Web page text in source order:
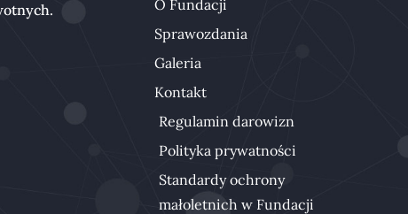
O Fundacji
Sprawozdania
Galeria
Kontakt
Regulamin darowizn
Polityka prywatności
Standardy ochrony
małoletnich w Fundacji